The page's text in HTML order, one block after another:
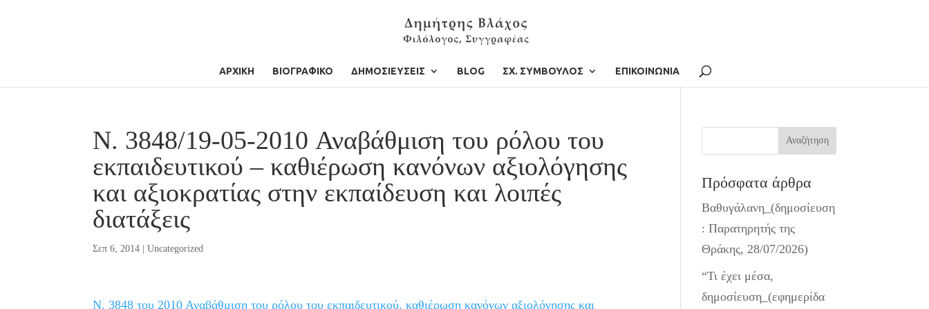
ΑΡΧΙΚΗ ΒΙΟΓΡΑΦΙΚΟ ΔΗΜΟΣΙΕΥΣΕΙΣ BLOG ΣΧ. ΣΥΜΒΟΥΛΟΣ ΕΠΙΚΟΙΝΩΝΙΑ
N. 3848/19-05-2010 Αναβάθμιση του ρόλου του
εκπαιδευτικού – καθιέρωση κανόνων αξιολόγησης
και αξιοκρατίας στην εκπαίδευση και λοιπές
διατάξεις
Σεπ 6, 2014 |Uncategorized
N. 3848 του 2010 Αναβάθμιση του ρόλου του εκπαιδευτικού, καθιέρωση κανόνων αξιολόγησης και
Πρόσφατα άρθρα
Βαθυγάλανη_(δημοσίευση
: Παρατηρητής της
Θράκης, 28/07/2026)
“Τι έχει μέσα,
δημοσίευση_(εφημερίδα